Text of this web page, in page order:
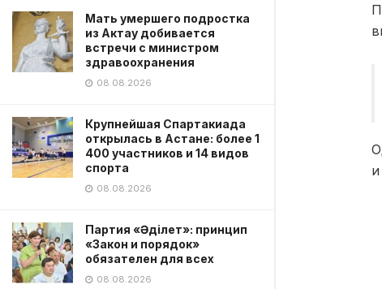
Мать умершего подростка
из Актау добивается
встречи с министром
здравоохранения
08.08.2026
Крупнейшая Спартакиада
открылась в Астане: более 1
400 участников и 14 видов
спорта
08.08.2026
Партия «Әділет»: принцип
«Закон и порядок»
обязателен для всех
08.08.2026